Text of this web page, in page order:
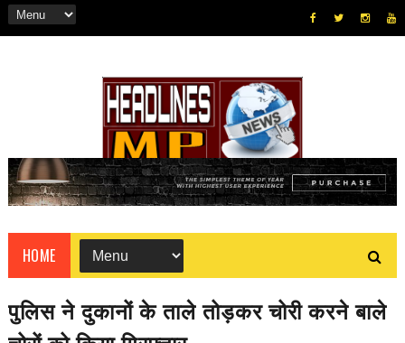
HOME
पुलिस ने दुकानों के ताले तोड़कर चोरी करने बाले